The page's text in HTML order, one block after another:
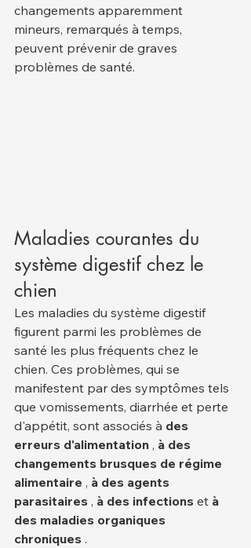
changements apparemment
mineurs, remarqués à temps,
peuvent prévenir de graves
problèmes de santé.
Maladies courantes du
système digestif chez le
chien
Les maladies du système digestif
figurent parmi les problèmes de
santé les plus fréquents chez le
chien. Ces problèmes, qui se
manifestent par des symptômes tels
que vomissements, diarrhée et perte
d'appétit, sont associés à des
erreurs d'alimentation , à des
changements brusques de régime
alimentaire , à des agents
parasitaires , à des infections et à
des maladies organiques
chroniques .